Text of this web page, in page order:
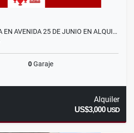
EN AVENIDA 25 DE JUNIO EN ALQUI…
0Garaje
Alquiler
US$3,000USD